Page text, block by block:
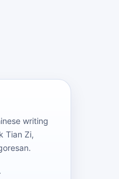
writing
Tian Zi,